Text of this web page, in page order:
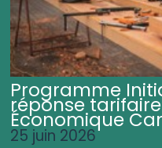
Programme
réponse
Économique
25 juin 2026